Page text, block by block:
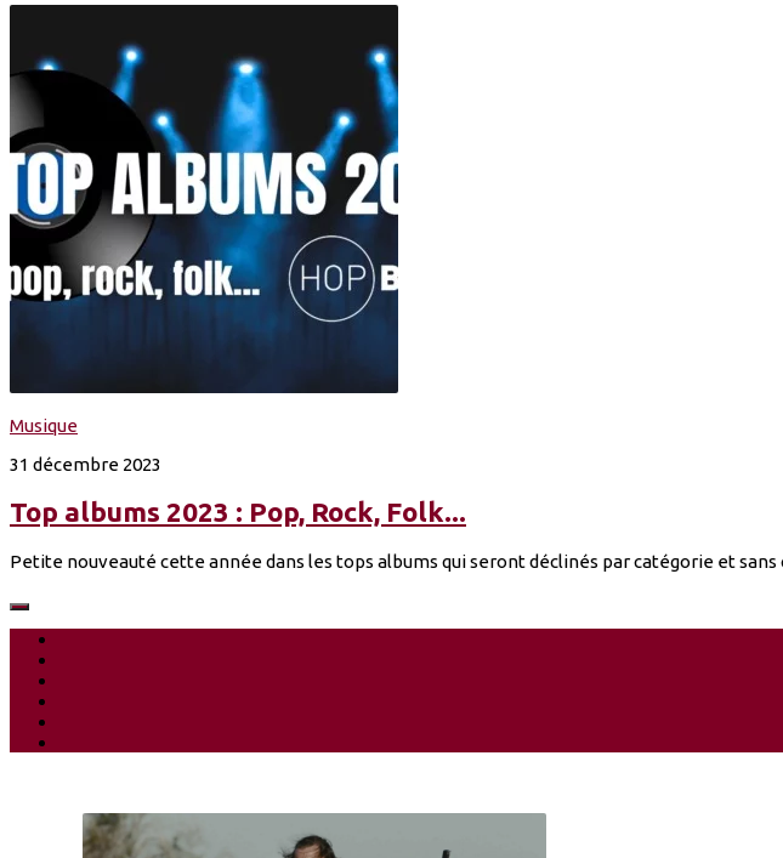
Musique
31 décembre 2023
Top albums 2023 : Pop, Rock, Folk...
Petite nouveauté cette année dans les tops albums qui seront déclinés par catégorie et